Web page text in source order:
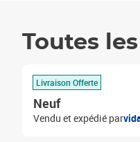
Toutes
Livraison Offerte
Neuf
Vendu et expédié par